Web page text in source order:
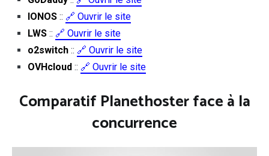
IONOS :: 🔗 Ouvrir le site
LWS :: 🔗 Ouvrir le site
o2switch :: 🔗 Ouvrir le site
OVHcloud :: 🔗 Ouvrir le site
Comparatif Planethoster face à la
concurrence